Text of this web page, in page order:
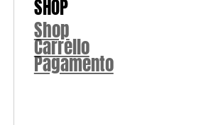
SHOP
Shop
Carrello
Pagamento